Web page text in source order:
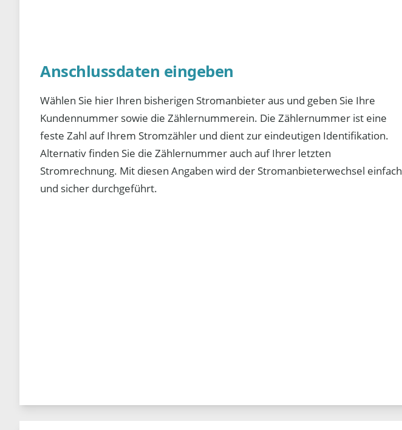
Anschlussdaten eingeben
Wählen Sie hier Ihren bisherigen Stromanbieter aus und geben Sie Ihre
Kundennummer sowie die Zählernummerein. Die Zählernummer ist eine
feste Zahl auf Ihrem Stromzähler und dient zur eindeutigen Identifikation.
Alternativ finden Sie die Zählernummer auch auf Ihrer letzten
Stromrechnung. Mit diesen Angaben wird der Stromanbieterwechsel einfach
und sicher durchgeführt.